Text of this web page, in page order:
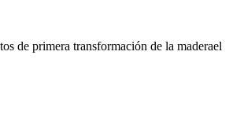
de primera transformación de la maderael